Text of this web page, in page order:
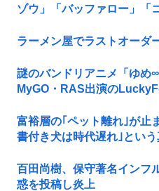
ゾウ」「バッファロー」「
ラーメン屋でラストオーダ
謎のバンドリアニメ「ゆめ
MyGO・RAS出演の
富裕層の｢ペット離れ｣が
書付き犬は時代遅れ｣とい
百田尚樹、保守著名インフ
惑を投稿し炎上